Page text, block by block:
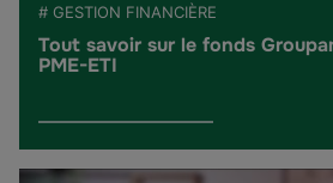
# GESTION FINANCIÈRE
Tout savoir sur le fonds
PME-ETI